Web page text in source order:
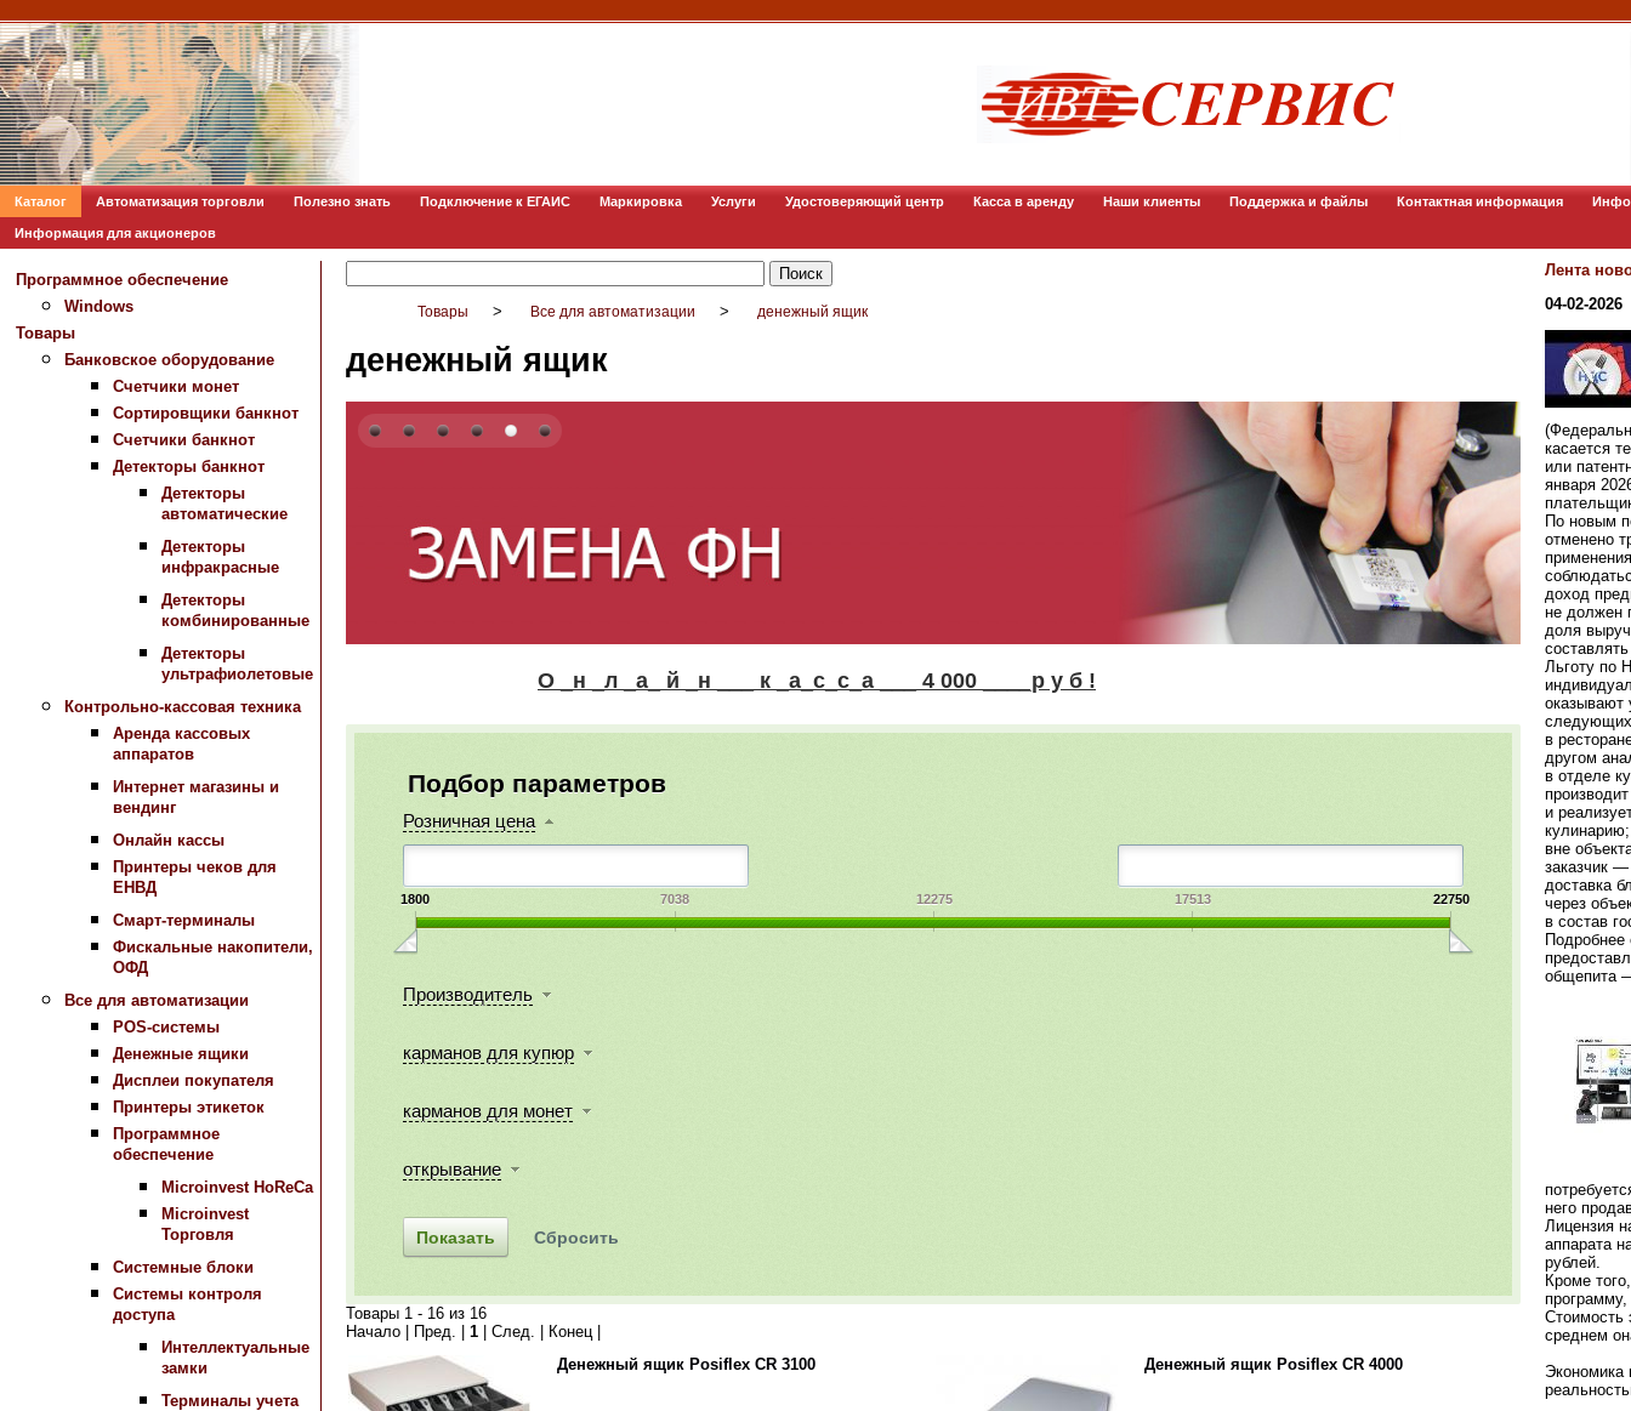
Каталог Автоматизация торговли Полезно знать Подключение к ЕГАИС Маркировка Услуги Удостоверяющий центр Касса в аренду Наши клиенты Поддержка и файлы Контактная информация
Информация для акционеров
Программное обеспечение
Windows
Товары
Банковское оборудование
Счетчики монет
Сортировщики банкнот
Счетчики банкнот
Детекторы банкнот
Детекторы
автоматические
Детекторы
инфракрасные
Детекторы
комбинированные
Детекторы
ультрафиолетовые
Контрольно-кассовая техника
Аренда кассовых
аппаратов
Интернет магазины и
вендинг
Онлайн кассы
Принтеры чеков для
ЕНВД
Смарт-терминалы
Фискальные накопители,
ОФД
Все для автоматизации
POS-системы
Денежные ящики
Дисплеи покупателя
Принтеры этикеток
Программное
обеспечение
Microinvest HoReCa
Microinvest
Торговля
Системные блоки
Системы контроля
доступа
Интеллектуальные
замки
Терминалы учета
Товары > Все для автоматизации > денежный ящик
денежный ящик
О _н _л _а_ й _н ___ к _а_с_с_а ___ 4 000 ____р у б !
Подбор параметров
Розничная цена
1800 7038 12275 17513 22750
Производитель
карманов для купюр
карманов для монет
открывание
Товары 1 - 16 из 16
Начало | Пред. | 1 | След. | Конец |
Денежный ящик Posiflex CR 3100
Денежный ящик Posiflex CR 4000
Лента
04-02-2026
касается
или
января
По новым
отменено
доход
не должен
доля
Льготу по
оказывают
в
другом
в отделе
и
кулинарию;
вне
заказчик
доставка
через
в состав
Подробнее
общепита
него
Лицензия
аппарата
рублей.
Кроме
Стоимость
среднем
Экономика